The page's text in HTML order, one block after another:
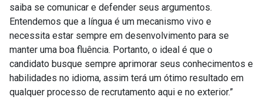
saiba se comunicar e defender seus argumentos.
Entendemos que a língua é um mecanismo vivo e
necessita estar sempre em desenvolvimento para se
manter uma boa fluência. Portanto, o ideal é que o
candidato busque sempre aprimorar seus conhecimentos e
habilidades no idioma, assim terá um ótimo resultado em
qualquer processo de recrutamento aqui e no exterior.”